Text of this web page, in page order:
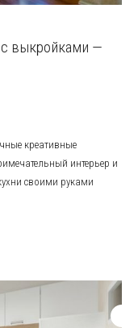
выкройками —
креативные
интерьер и
своими руками